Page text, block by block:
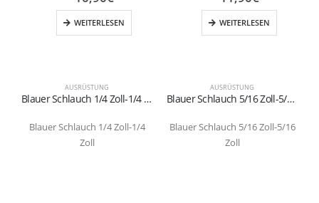
AUSRÜSTUNG
Blauer Schlauch 1/4 Zoll-1/4 Zoll
Blauer Schlauch 1/4 Zoll-1/4
Zoll
WEITERLESEN
AUSRÜSTUNG
Blauer Schlauch 5/16 Zoll-5/16 Zoll
Blauer Schlauch 5/16 Zoll-5/16
Zoll
WEITERLESEN